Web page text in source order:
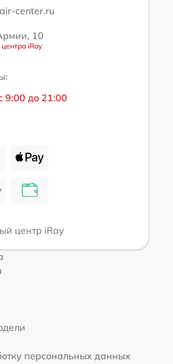
center.ru
10
iRay
9:00 до 21:00
центр iRay
персональных данных